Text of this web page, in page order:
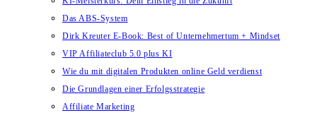
Das ABS-System
Dirk Kreuter E-Book: Best of Unternehmertum + Mindset
VIP Affiliateclub 5.0 plus KI
Wie du mit digitalen Produkten online Geld verdienst
Die Grundlagen einer Erfolgsstrategie
Affiliate Marketing